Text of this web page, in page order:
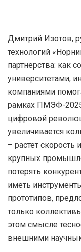
Дмитрий Изотов,
технологий
партнерства: как
университетами,
компаниями
рамках ПМЭФ-
цифровой
увеличивается
– растет скорость
крупных
потерять
иметь
прототипов,
только
этом смысле
внешними